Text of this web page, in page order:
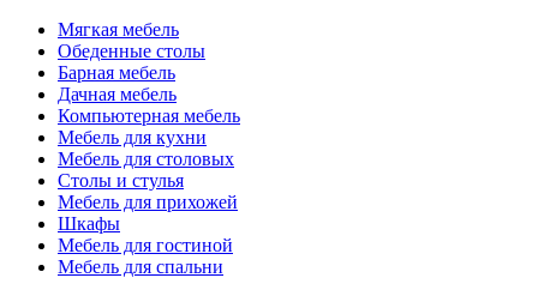
Мягкая мебель
Обеденные столы
Барная мебель
Дачная мебель
Компьютерная мебель
Мебель для кухни
Мебель для столовых
Столы и стулья
Мебель для прихожей
Шкафы
Мебель для гостиной
Мебель для спальни